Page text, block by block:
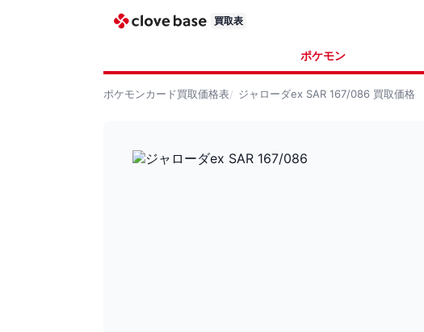
買取表
ポケモン
ポケモンカード買取価格表 ジャローダex SAR 167/086 買取価格